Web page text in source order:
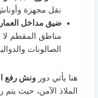
نقل مجهزة
ضيق مداخل
مناطق المقطم
الصالونات
هنا يأتي دور ونش رفع
الملاذ الآمن، حيث